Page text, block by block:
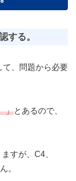
する。
て、問題から必要
」とあるので、
すが、C4、
。